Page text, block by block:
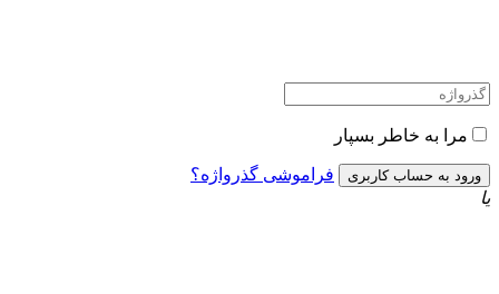
به خاطر بسپار
فراموشی گذرواژه؟